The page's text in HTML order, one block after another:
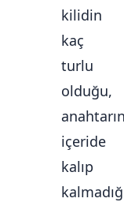
kilidin
kaç
turlu
olduğu,
içeride
kalıp